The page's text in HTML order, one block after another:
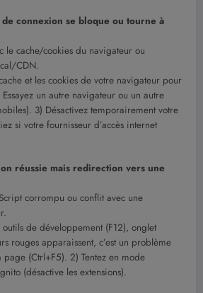
connexion se bloque ou tourne à
le cache/cookies du navigateur ou
CDN.
et les cookies de votre navigateur pour
un autre navigateur ou un autre
3) Désactivez temporairement votre
si votre fournisseur d’accès internet
réussie mais redirection vers une
corrompu ou conflit avec une
outils de développement (F12), onglet
rouges apparaissent, c’est un problème
(Ctrl+F5). 2) Tentez en mode
(désactive les extensions).